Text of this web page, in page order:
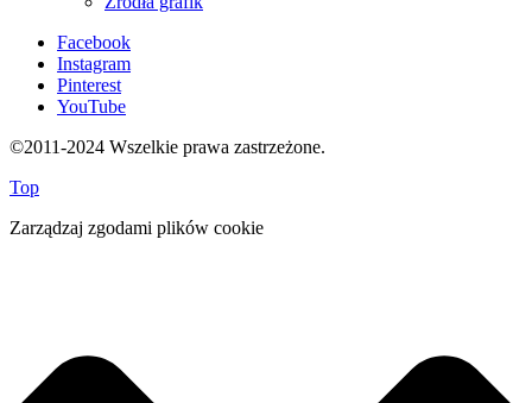
Facebook
Instagram
Pinterest
YouTube
©2011-2024 Wszelkie prawa zastrzeżone.
Top
Zarządzaj zgodami plików cookie